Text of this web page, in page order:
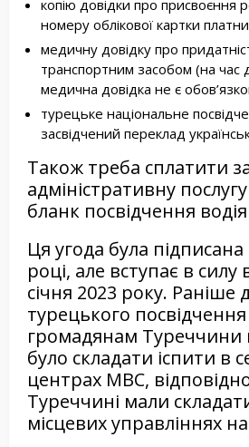
копію довідки про присвоєння
номеру облікової картки
медичну довідку про
транспортним засобом (на час
медична довідка не є
турецьке національне
засвідчений переклад
Також треба сплатити
адміністративну
бланк посвідчення
Ця угода була
році, але вступає в силу
січня 2023 року. Раніше
турецького посвідчення
громадянам Туреччини
було складати іспити в
центрах МВС,
Туреччині мали
місцевих управліннях